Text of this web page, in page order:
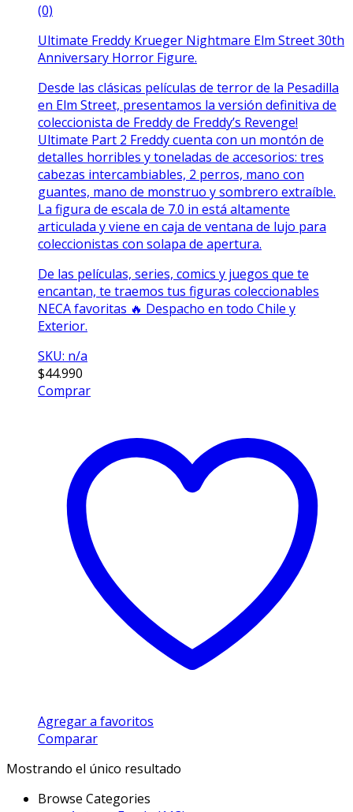
(0)
Ultimate Freddy Krueger Nightmare Elm Street 30th
Anniversary Horror Figure.
Desde las clásicas películas de terror de la Pesadilla
en Elm Street, presentamos la versión definitiva de
coleccionista de Freddy de Freddy’s Revenge!
Ultimate Part 2 Freddy cuenta con un montón de
detalles horribles y toneladas de accesorios: tres
cabezas intercambiables, 2 perros, mano con
guantes, mano de monstruo y sombrero extraíble.
La figura de escala de 7.0 in está altamente
articulada y viene en caja de ventana de lujo para
coleccionistas con solapa de apertura.
De las películas, series, comics y juegos que te
encantan, te traemos tus figuras coleccionables
NECA favoritas 🔥 Despacho en todo Chile y
Exterior.
SKU: n/a
$44.990
Comprar
Agregar a favoritos
Comparar
Mostrando el único resultado
Browse Categories